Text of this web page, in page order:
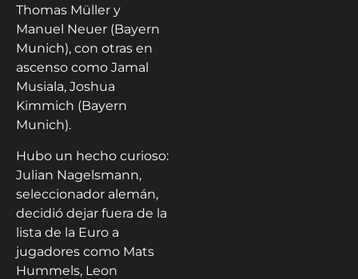
Thomas Müller y
Manuel Neuer (Bayern
Munich), con otras en
ascenso como Jamal
Musiala, Joshua
Kimmich (Bayern
Munich).
Hubo un hecho curioso:
Julian Nagelsmann,
seleccionador alemán,
decidió dejar fuera de la
lista de la Euro a
jugadores como Mats
Hummels, Leon